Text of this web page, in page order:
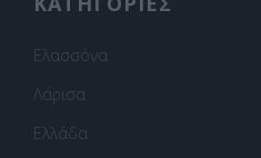
Ελασσόνα
Λάρισα
Ελλάδα